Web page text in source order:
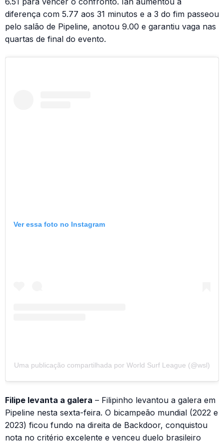
diferença com 5.77 aos 31 minutos e a 3 do fim passeou
pelo salão de Pipeline, anotou 9.00 e garantiu vaga nas
quartas de final do evento.
Ver essa foto no Instagram
Uma publicação compartilhada por World Surf League (@wsl)
Filipe levanta a galera – Filipinho levantou a galera em
Pipeline nesta sexta-feira. O bicampeão mundial (2022 e
2023) ficou fundo na direita de Backdoor, conquistou
nota no critério excelente e venceu duelo brasileiro